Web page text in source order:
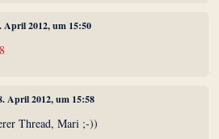
April 2012, um 15:50
April 2012, um 15:58
Thread, Mari ;-))